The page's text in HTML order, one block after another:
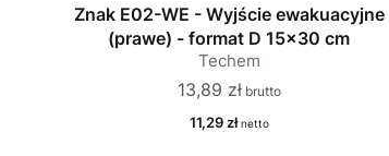
Znak E02-WE - Wyjście ewakuacyjne
(prawe) - format D 15x30 cm
Techem
Cena
13,89 zł
Cena
11,29 zł